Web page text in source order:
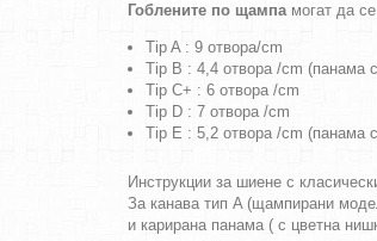
Гоблените по щампамогат да се
Tip A : 9 отвора/cm
Tip B : 4,4 отвора /cm (панама
Tip C+ : 6 отвора /cm
Tip D : 7 отвора /cm
Tip E : 5,2 отвора /cm (панама
Инструкции за шиене с
За канава тип A (щампирани
и карирана панама ( с цветна